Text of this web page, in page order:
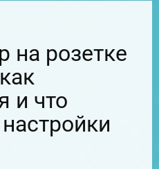
на розетке
и что